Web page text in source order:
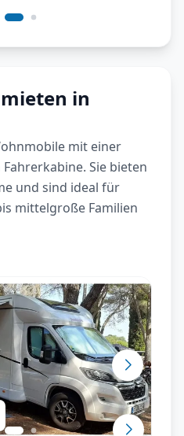
in
mit einer
Sie bieten
und sind ideal für
mittelgroße Familien